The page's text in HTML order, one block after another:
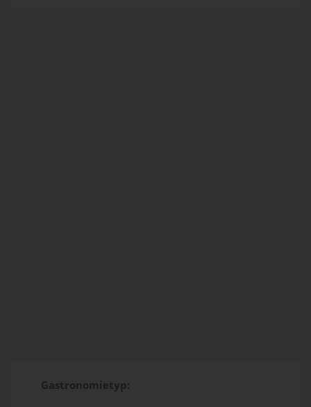
Gastronomietyp: